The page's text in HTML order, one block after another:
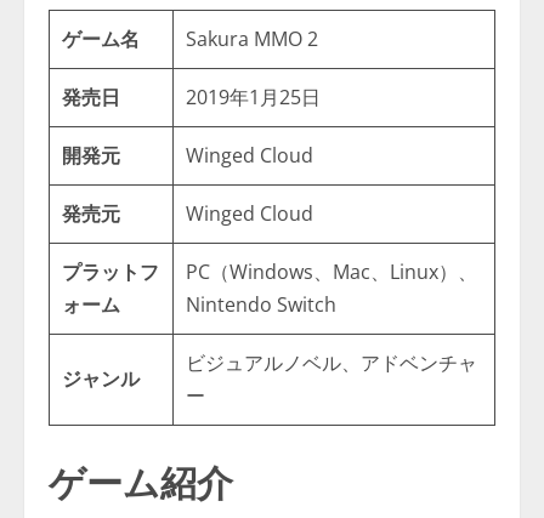
ゲーム名 Sakura MMO 2
発売日 2019年1月25日
開発元 Winged Cloud
発売元 Winged Cloud
プラットフ
ォーム
PC（Windows、Mac、Linux）、
Nintendo Switch
ジャンル
ビジュアルノベル、アドベンチャ
ー
ゲーム紹介